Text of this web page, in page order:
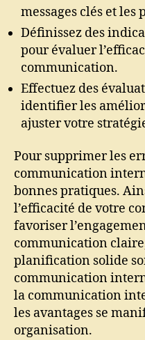
messages clés et les
Définissez des
pour évaluer
communication.
Effectuez des
identifier les
ajuster votre
Pour supprimer les
communication
bonnes pratiques.
l’efficacité de votre
favoriser
communication
planification solide
communication
la communication
les avantages se
organisation.